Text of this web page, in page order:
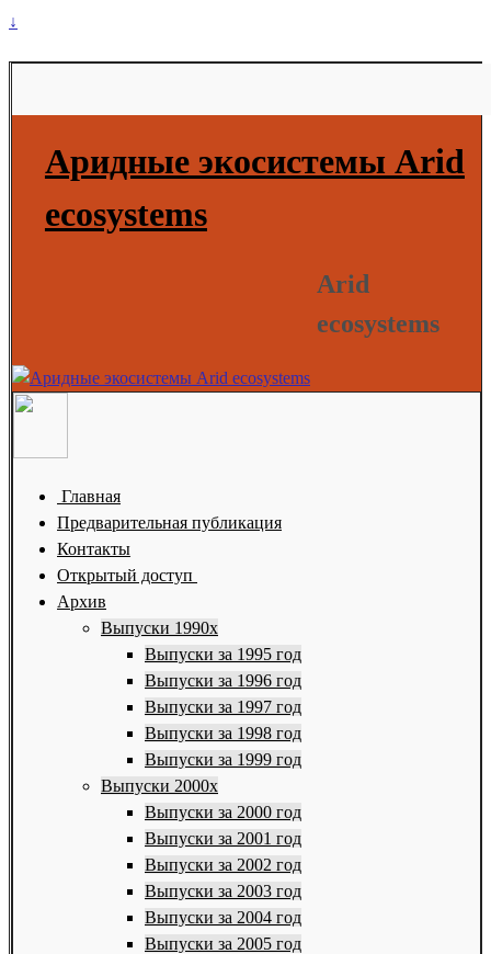
↓
Аридные экосистемы Arid
ecosystems
Arid
ecosystems
Главная
Предварительная публикация
Контакты
Открытый доступ
Архив
Выпуски 1990х
Выпуски за 1995 год
Выпуски за 1996 год
Выпуски за 1997 год
Выпуски за 1998 год
Выпуски за 1999 год
Выпуски 2000х
Выпуски за 2000 год
Выпуски за 2001 год
Выпуски за 2002 год
Выпуски за 2003 год
Выпуски за 2004 год
Выпуски за 2005 год